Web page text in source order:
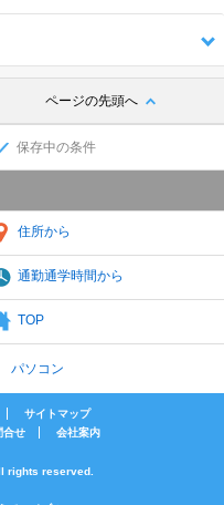
ページの先頭へ
保存中の条件
住所から
通勤通学時間から
TOP
パソコン
サイトマップ
合せ 会社案内
rights reserved.